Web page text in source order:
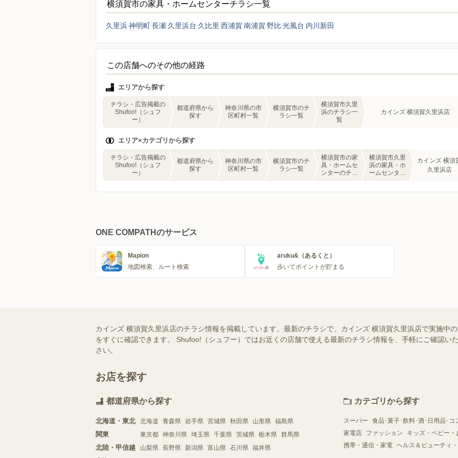
横須賀市の家具・ホームセンターチラシ一覧
久里浜神明町長瀬 久里浜台 久比里 西浦賀 南浦賀 野比 光風台 内川新田
この店舗へのその他の経路
エリアから探す
チラシ・広告掲載の
Shufoo!（シュフ
ー）
都道府県から
探す
神奈川県の市
区町村一覧
横須賀市のチ
ラシ一覧
横須賀市久里
浜のチラシ一
覧
カインズ 横須賀久里浜店
エリア×カテゴリから探す
チラシ・広告掲載の
Shufoo!（シュフ
ー）
都道府県から
探す
神奈川県の市
区町村一覧
横須賀市のチ
ラシ一覧
横須賀市の家
具・ホームセ
ンターのチラ
横須賀市久里
浜の家具・ホ
ームセンター
カインズ 横須
久里浜店
ONE COMPATHのサービス
Mapion
地図検索、ルート検索
aruku&（あるくと）
歩いてポイントが貯まる
カインズ 横須賀久里浜店のチラシ情報を掲載しています。最新のチラシで、カインズ 横須賀久里浜店で実施中
をすぐに確認できます。 Shufoo!（シュフー）ではお近くの店舗で使える最新のチラシ情報を、手軽にご確認い
さい。
お店を探す
都道府県から探す
北海道・東北 北海道 青森県 岩手県 宮城県 秋田県 山形県 福島県
関東 東京都 神奈川県 埼玉県 千葉県 茨城県 栃木県 群馬県
北陸・甲信越 山梨県 長野県 新潟県 富山県 石川県 福井県
カテゴリから探す
スーパー
食品･菓子･飲料･酒･日用品･コ
家電店
ファッション
キッズ・ベビー・
携帯・通信・家電 ヘルス＆ビューティ